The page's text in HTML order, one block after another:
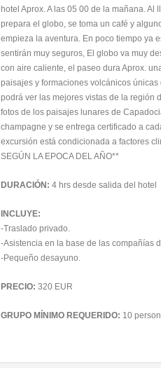
hotel Aprox. A las 05 00 de la mañana.
prepara el globo, se toma un café y
empieza la aventura. En poco tiempo ya
sentirán muy seguros, El globo va muy
con aire caliente, el paseo dura Aprox.
paisajes y formaciones volcánicos
podrá ver las mejores vistas de la región
fotos de los paisajes lunares de
champagne y se entrega certificado a
excursión está condicionada a factores
SEGÚN LA EPOCA DEL AÑO**
DURACIÓN: 4 hrs desde salida del hotel
INCLUYE:
-Traslado privado.
-Asistencia en la base de las compañías
-Pequeño desayuno.
PRECIO: 320 EUR
GRUPO MÍNIMO REQUERIDO: 10